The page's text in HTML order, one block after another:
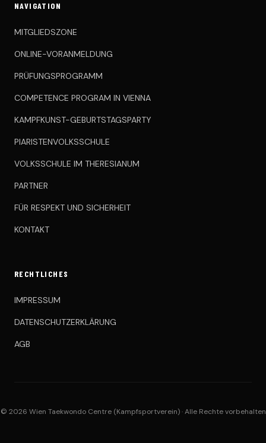
NAVIGATION
MITGLIEDSZONE
ONLINE-VORANMELDUNG
PRÜFUNGSPROGRAMM
COMPETENCE PROGRAM IN VIENNA
KAMPFKUNST-GEBURTSTAGSPARTY
PIARISTENVOLKSSCHULE
VOLKSSCHULE IM THERESIANUM
PARTNER
FÜR RESPEKT UND SICHERHEIT
KONTAKT
RECHTLICHES
IMPRESSUM
DATENSCHUTZERKLÄRUNG
AGB
© 2026 Wien Taekwondo Centre (Kampfsportverein) · Alle Rechte vorbehalten